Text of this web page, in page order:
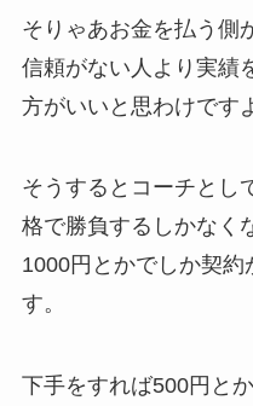
そりゃあお金を払う側
信頼がない人より実績
方がいいと思わけです
そうするとコーチとし
格で勝負するしかなく
1000円とかでしか契約
す。
下手をすれば500円と